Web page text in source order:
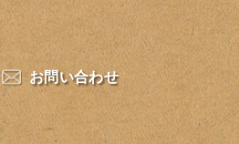
お問い合わせ